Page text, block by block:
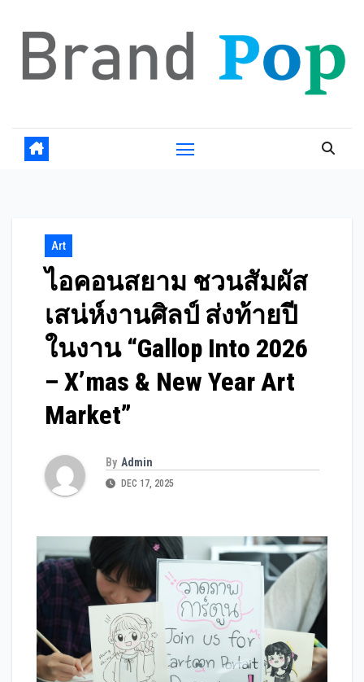
content
Art
ไอคอนสยาม ชวนสัมผัส
เสน่ห์งานศิลป์ ส่งท้ายปี
ในงาน “Gallop Into 2026
– X’mas & New Year Art
Market”
By Admin
DEC 17, 2025